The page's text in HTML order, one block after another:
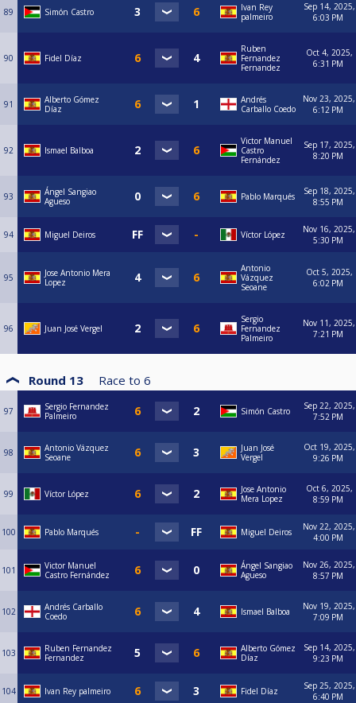
89 Simón Castro
Ivan Rey
palmeiro
Sep 14, 2025,
6:03 PM
90 Fidel Díaz
Ruben
Fernandez
Fernandez
Oct 4, 2025,
6:31 PM
91
Alberto Gómez
Díaz
Andrés
Carballo Coedo
Nov 23, 2025,
6:12 PM
92 Ismael Balboa
Victor Manuel
Castro
Fernández
Sep 17, 2025,
8:20 PM
93
Ángel Sangiao
Agueso
Pablo Marqués
Sep 18, 2025,
8:55 PM
94 Miguel Deiros Víctor López
Nov 16, 2025,
5:30 PM
95
Jose Antonio Mera
Lopez
Antonio
Vázquez
Seoane
Oct 5, 2025,
6:02 PM
96 Juan José Vergel
Sergio
Fernandez
Palmeiro
Nov 11, 2025,
7:21 PM
Round 13 Race to 6
97
Sergio Fernandez
Palmeiro
Simón Castro
Sep 22, 2025,
7:52 PM
98
Antonio Vázquez
Seoane
Juan José
Vergel
Oct 19, 2025,
9:26 PM
99 Víctor López
Jose Antonio
Mera Lopez
Oct 6, 2025,
8:59 PM
100 Pablo Marqués Miguel Deiros
Nov 22, 2025,
4:00 PM
101
Victor Manuel
Castro Fernández
Ángel Sangiao
Agueso
Nov 26, 2025,
8:57 PM
102
Andrés Carballo
Coedo
Ismael Balboa
Nov 19, 2025,
7:09 PM
103
Ruben Fernandez
Fernandez
Alberto Gómez
Díaz
Sep 14, 2025,
9:23 PM
104 Ivan Rey palmeiro Fidel Díaz
Sep 25, 2025,
6:40 PM